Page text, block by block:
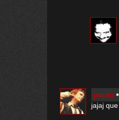
pauto
jajaj